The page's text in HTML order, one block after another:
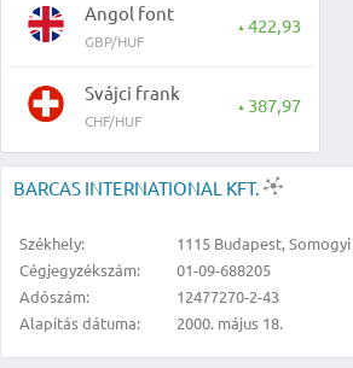
Angol font
GBP/HUF
▲ 422,93
Svájci frank
CHF/HUF
▲ 387,97
BARCAS INTERNATIONAL KFT.
Székhely:
1115 Budapest,
Cégjegyzékszám:
01-09-688205
Adószám:
12477270-2-43
Alapítás dátuma:
2000. május 18.